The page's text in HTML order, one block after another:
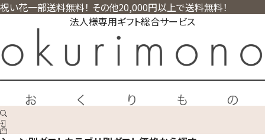
祝い花一部送料無料！ その他20,000円以上で送料無料！
法人様専用ギフト総合サービス